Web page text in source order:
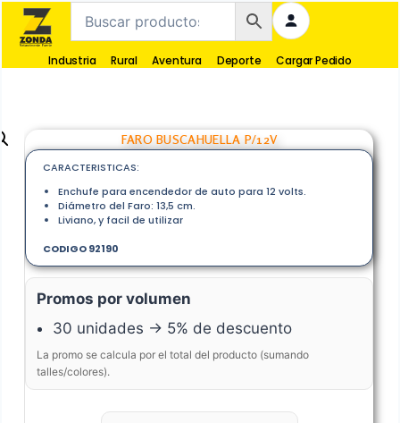
Industria Rural Aventura Deporte Cargar Pedido
FARO BUSCAHUELLA P/12V
CARACTERISTICAS:
Enchufe para encendedor de auto para 12 volts.
Diámetro del Faro: 13,5 cm.
Liviano, y facil de utilizar
CODIGO 92190
Promos por volumen
30 unidades → 5% de descuento
La promo se calcula por el total del producto (sumando
talles/colores).